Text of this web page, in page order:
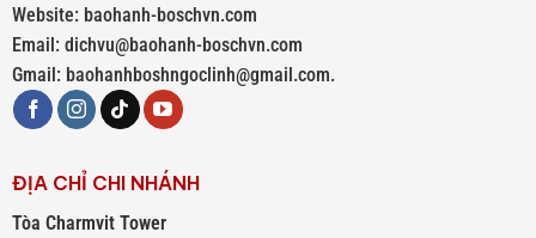
Website: baohanh-boschvn.com
Email: dichvu@baohanh-boschvn.com
Gmail: baohanhboshngoclinh@gmail.com.
ĐỊA CHỈ CHI NHÁNH
Tòa Charmvit Tower